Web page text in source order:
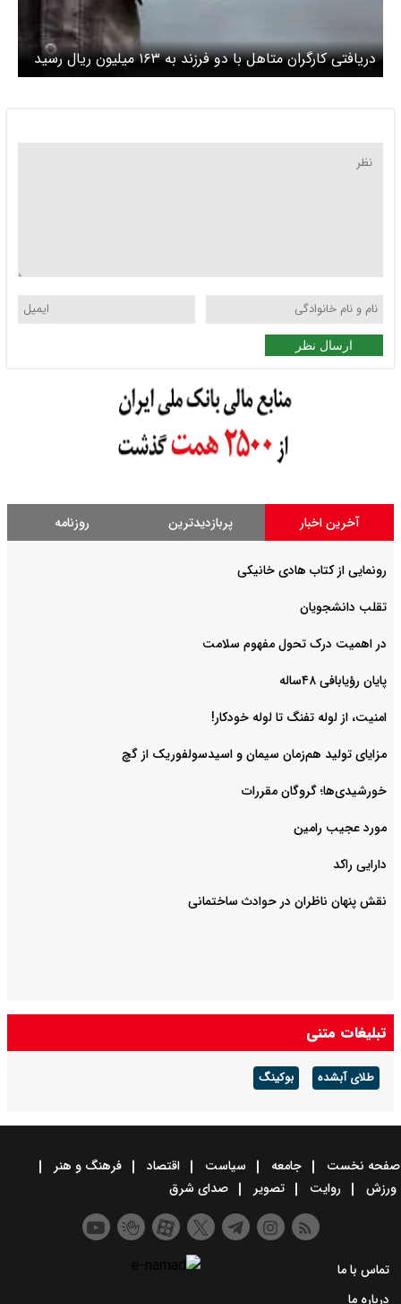
دریافتی کارگران متاهل با دو فرزند به ۱۶۳ میلیون ریال رسید
ارسال نظر
آخرین اخبار پربازدیدترین روزنامه
رونمایی از کتاب هادی خانیکی
‌تقلب دانشجویان
در اهمیت درک تحول مفهوم سلامت
پایان رؤیابافی ۴۸ساله
امنیت، از لوله تفنگ تا ‌لوله خودکار!
مزایای تولید هم‌زمان سیمان و اسیدسولفوریک از گچ
خورشیدی‌ها؛ گروگان مقررات
مورد عجیب رامین
دارایی راکد
نقش پنهان ناظران در حوادث ساختمانی
تبلیغات متنی
طلای آبشده بوکینگ
صفحه نخست جامعه سیاست اقتصاد
فرهنگ و هنر
ورزش
روایت تصویر صدای شرق
تماس با ما
درباره ما